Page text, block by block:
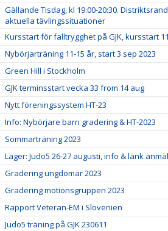
Gällande Tisdag, kl 19:00-20:30.
aktuella tävlingssituationer
Kursstart för falltrygghet på GJK, kursstart
Nybörjarträning 11-15 år, start 3 sep 2023
Green Hill i Stockholm
GJK terminsstart vecka 33 from 14 aug
Nytt föreningssystem HT-23
Info: Nybörjare barn gradering & HT-2023
Sommarträning 2023
Läger: Judo5 26-27 augusti, info & länk
Gradering ungdomar 2023
Gradering motionsgruppen 2023
Rapport Veteran-EM i Slovenien
Judo5 träning på GJK 230611